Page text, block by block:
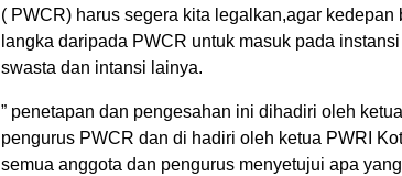
( PWCR) harus segera kita legalkan,agar kedepan
langka daripada PWCR untuk masuk pada
swasta dan intansi lainya.
” penetapan dan pengesahan ini dihadiri oleh
pengurus PWCR dan di hadiri oleh ketua PWRI
semua anggota dan pengurus menyetujui apa